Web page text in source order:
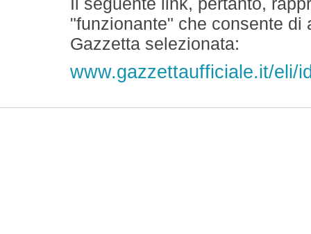
"funzionante" che consente
Gazzetta selezionata:
www.gazzettaufficiale.it/eli/